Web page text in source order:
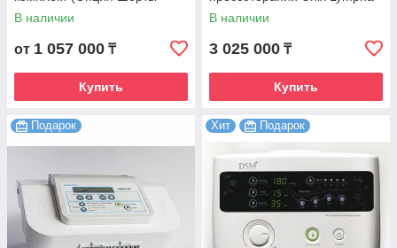
Опция Рука 2 шт + Т
коннектор)
В наличии
от 1 057 000 ₸
Купить
Master
В наличии
3 025 000 ₸
Купить
Подарок Хит Подарок